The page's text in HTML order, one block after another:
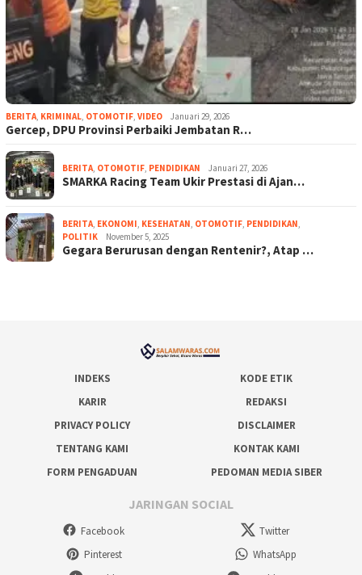
BERITA KRIMINAL OTOMOTIF VIDEO Januari 29, 2026
Gercep, DPU Provinsi Perbaiki Jembatan R…
BERITA OTOMOTIF PENDIDIKAN Januari 27, 2026
SMARKA Racing Team Ukir Prestasi di Ajan…
BERITA EKONOMI KESEHATAN OTOMOTIF PENDIDIKAN
POLITIK
November 5, 2025
Gegara Berurusan dengan Rentenir?, Atap …
INDEKS
KODE ETIK
KARIR
REDAKSI
PRIVACY POLICY
DISCLAIMER
TENTANG KAMI
KONTAK KAMI
FORM PENGADUAN
PEDOMAN MEDIA SIBER
JARINGAN SOCIAL
Facebook
Twitter
Pinterest
WhatsApp